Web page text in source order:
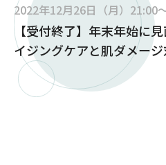
2022年12月26日（月）21:00
【受付終了】年末年始に
イジングケアと肌ダメー